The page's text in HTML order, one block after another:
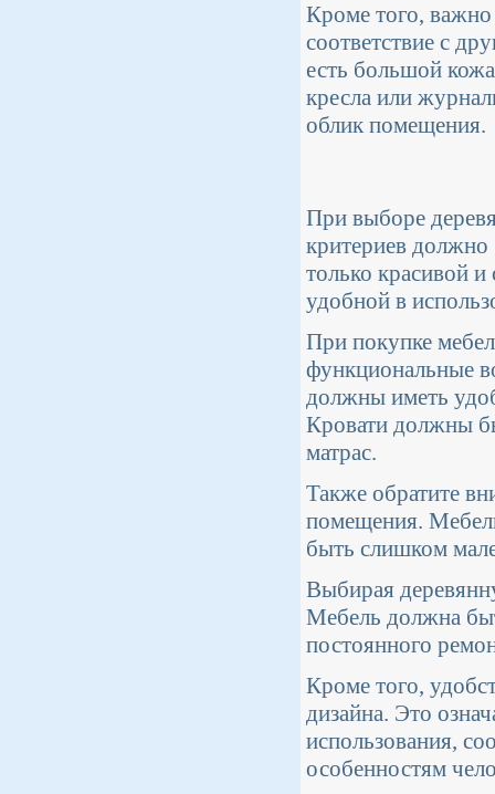
Кроме того, важно
соответствие с
есть большой
кресла или
облик помещения.
При выборе
критериев должно
только красивой
удобной в
При покупке
функциональные
должны иметь
Кровати должны
матрас.
Также обратите
помещения.
быть слишком
Выбирая
Мебель должна
постоянного
Кроме того,
дизайна. Это
использования,
особенностям